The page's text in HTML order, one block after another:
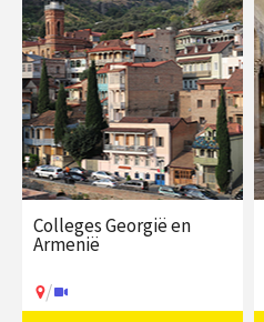
Colleges Georgië en
Armenië
/